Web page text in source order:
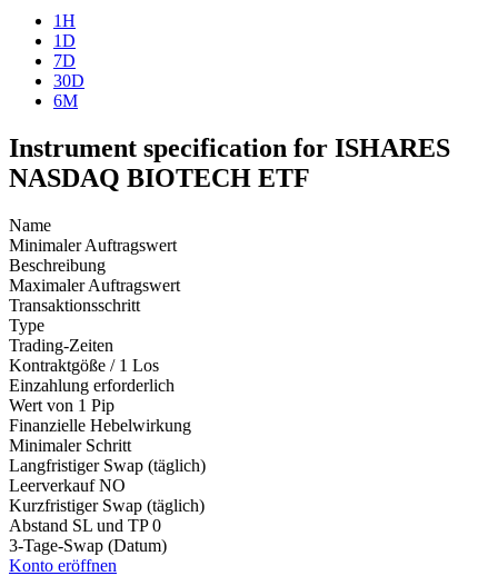
1H
1D
7D
30D
6M
Instrument specification for ISHARES
NASDAQ BIOTECH ETF
Name
Minimaler Auftragswert
Beschreibung
Maximaler Auftragswert
Transaktionsschritt
Type
Trading-Zeiten
Kontraktgöße / 1 Los
Einzahlung erforderlich
Wert von 1 Pip
Finanzielle Hebelwirkung
Minimaler Schritt
Langfristiger Swap (täglich)
Leerverkauf NO
Kurzfristiger Swap (täglich)
Abstand SL und TP 0
3-Tage-Swap (Datum)
Konto eröffnen